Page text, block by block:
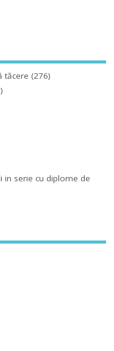
tăcere (276)
in serie cu diplome de